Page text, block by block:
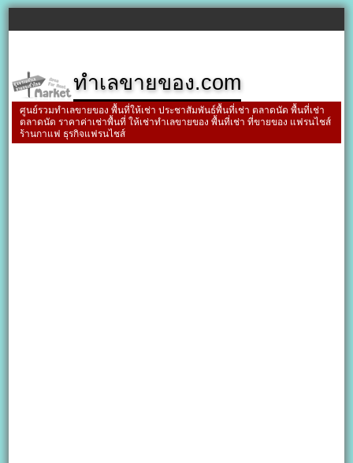
ทำเลขายของ.com
ศูนย์รวมทำเลขายของ พื้นที่ให้เช่า ประชาสัมพันธ์พื้นที่เช่า ตลาดนัด พื้นที่เช่า
ตลาดนัด ราคาค่าเช่าพื้นที่ ให้เช่าทำเลขายของ พื้นที่เช่า ที่ขายของ แฟรนไชส์
ร้านกาแฟ ธุรกิจแฟรนไชส์